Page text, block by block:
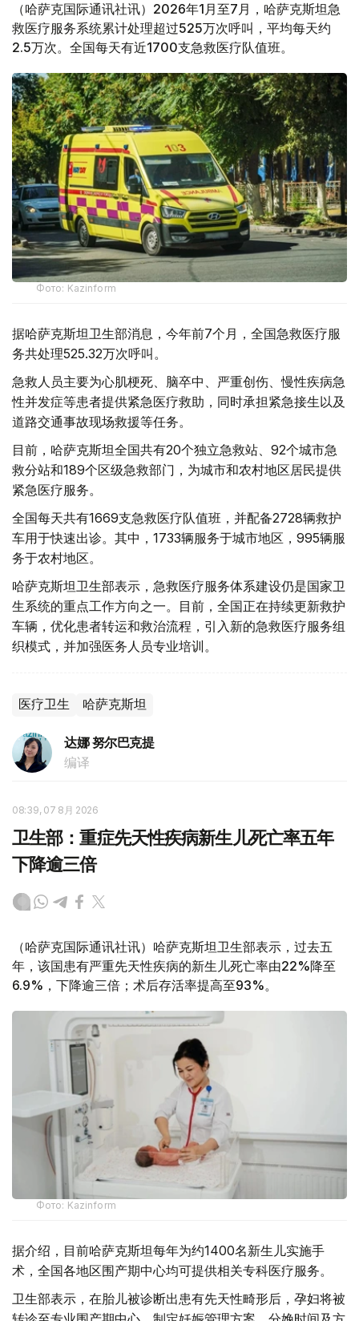
（哈萨克国际通讯社讯）2026年1月至7月，哈萨克斯坦急
救医疗服务系统累计处理超过525万次呼叫，平均每天约
2.5万次。全国每天有近1700支急救医疗队值班。
Фото: Kazinform
据哈萨克斯坦卫生部消息，今年前7个月，全国急救医疗服
务共处理525.32万次呼叫。
急救人员主要为心肌梗死、脑卒中、严重创伤、慢性疾病急
性并发症等患者提供紧急医疗救助，同时承担紧急接生以及
道路交通事故现场救援等任务。
目前，哈萨克斯坦全国共有20个独立急救站、92个城市急
救分站和189个区级急救部门，为城市和农村地区居民提供
紧急医疗服务。
全国每天共有1669支急救医疗队值班，并配备2728辆救护
车用于快速出诊。其中，1733辆服务于城市地区，995辆服
务于农村地区。
哈萨克斯坦卫生部表示，急救医疗服务体系建设仍是国家卫
生系统的重点工作方向之一。目前，全国正在持续更新救护
车辆，优化患者转运和救治流程，引入新的急救医疗服务组
织模式，并加强医务人员专业培训。
医疗卫生 哈萨克斯坦
达娜 努尔巴克提
编译
08:39, 07 8月 2026
卫生部：重症先天性疾病新生儿死亡率五年
下降逾三倍
（哈萨克国际通讯社讯）哈萨克斯坦卫生部表示，过去五
年，该国患有严重先天性疾病的新生儿死亡率由22%降至
6.9%，下降逾三倍；术后存活率提高至93%。
Фото: Kazinform
据介绍，目前哈萨克斯坦每年为约1400名新生儿实施手
术，全国各地区围产期中心均可提供相关专科医疗服务。
卫生部表示，在胎儿被诊断出患有先天性畸形后，孕妇将被